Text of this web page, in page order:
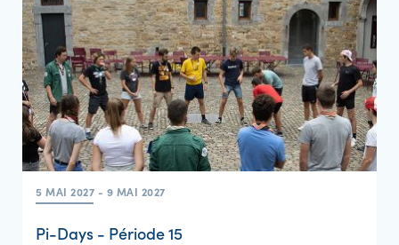
5 MAI 2027 - 9 MAI 2027
Pi-Days - Période 15